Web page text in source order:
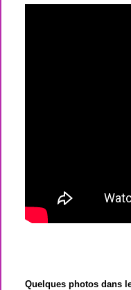
Quelques photos dans